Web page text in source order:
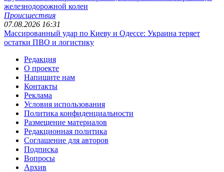
железнодорожной колеи
Происшествия
07.08.2026 16:31
Массированный удар по Киеву и Одессе: Украина теряет
остатки ПВО и логистику
Редакция
О проекте
Напишите нам
Контакты
Реклама
Условия использования
Политика конфиденциальности
Размещение материалов
Редакционная политика
Соглашение для авторов
Подписка
Вопросы
Архив